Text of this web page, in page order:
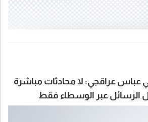
عباس عراقجي: لا محادثات مباشرة
الرسائل عبر الوسطاء فقط